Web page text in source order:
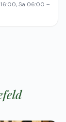
Sa 06:00 –